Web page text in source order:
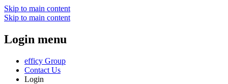
Skip to main content
Skip to main content
Login menu
efficy Group
Contact Us
Login